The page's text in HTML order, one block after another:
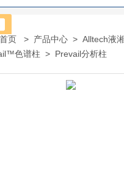
首页 > 产品中心 >Alltech液
色谱柱 > Prevail分析柱